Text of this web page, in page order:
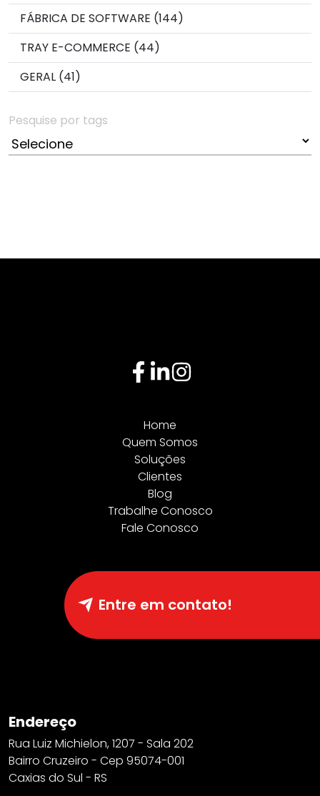
FÁBRICA DE SOFTWARE (144)
TRAY E-COMMERCE (44)
GERAL (41)
Pesquise por tags
Endereço
Rua Luiz Michielon, 1207 - Sala 202
Bairro Cruzeiro - Cep 95074-001
Caxias do Sul - RS
Home
Quem Somos
Soluções
Clientes
Blog
Trabalhe Conosco
Fale Conosco
Entre em contato!